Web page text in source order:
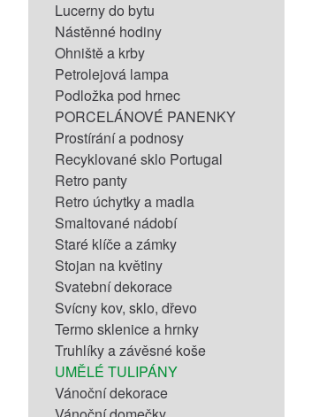
Lucerny do bytu
Nástěnné hodiny
Ohniště a krby
Petrolejová lampa
Podložka pod hrnec
PORCELÁNOVÉ PANENKY
Prostírání a podnosy
Recyklované sklo Portugal
Retro panty
Retro úchytky a madla
Smaltované nádobí
Staré klíče a zámky
Stojan na květiny
Svatební dekorace
Svícny kov, sklo, dřevo
Termo sklenice a hrnky
Truhlíky a závěsné koše
UMĚLÉ TULIPÁNY
Vánoční dekorace